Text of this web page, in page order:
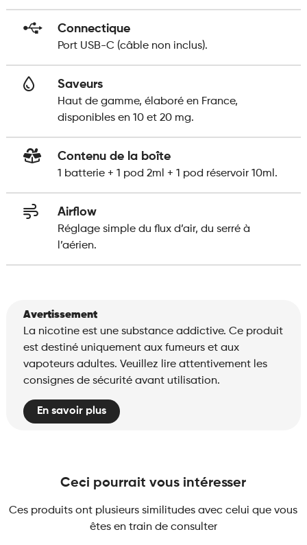
Connectique
Port USB-C (câble non inclus).
Saveurs
Haut de gamme, élaboré en France,
disponibles en 10 et 20 mg.
Contenu de la boîte
1 batterie + 1 pod 2ml + 1 pod réservoir 10ml.
Airflow
Réglage simple du flux d’air, du serré à
l’aérien.
Avertissement
La nicotine est une substance addictive. Ce produit
est destiné uniquement aux fumeurs et aux
vapoteurs adultes. Veuillez lire attentivement les
consignes de sécurité avant utilisation.
En savoir plus
Ceci pourrait vous intéresser
Ces produits ont plusieurs similitudes avec celui que vous
êtes en train de consulter